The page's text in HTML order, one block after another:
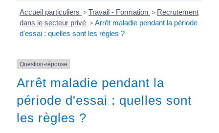
Accueil particuliers > Travail - Formation > Recrutement
dans le secteur privé > Arrêt maladie pendant la période
d'essai : quelles sont les règles ?
Question-réponse
Arrêt maladie pendant la
période d'essai : quelles sont
les règles ?